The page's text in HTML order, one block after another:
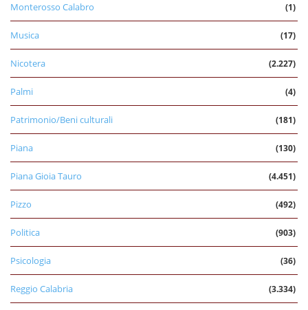
Monterosso Calabro (1)
Musica (17)
Nicotera (2.227)
Palmi (4)
Patrimonio/Beni culturali (181)
Piana (130)
Piana Gioia Tauro (4.451)
Pizzo (492)
Politica (903)
Psicologia (36)
Reggio Calabria (3.334)